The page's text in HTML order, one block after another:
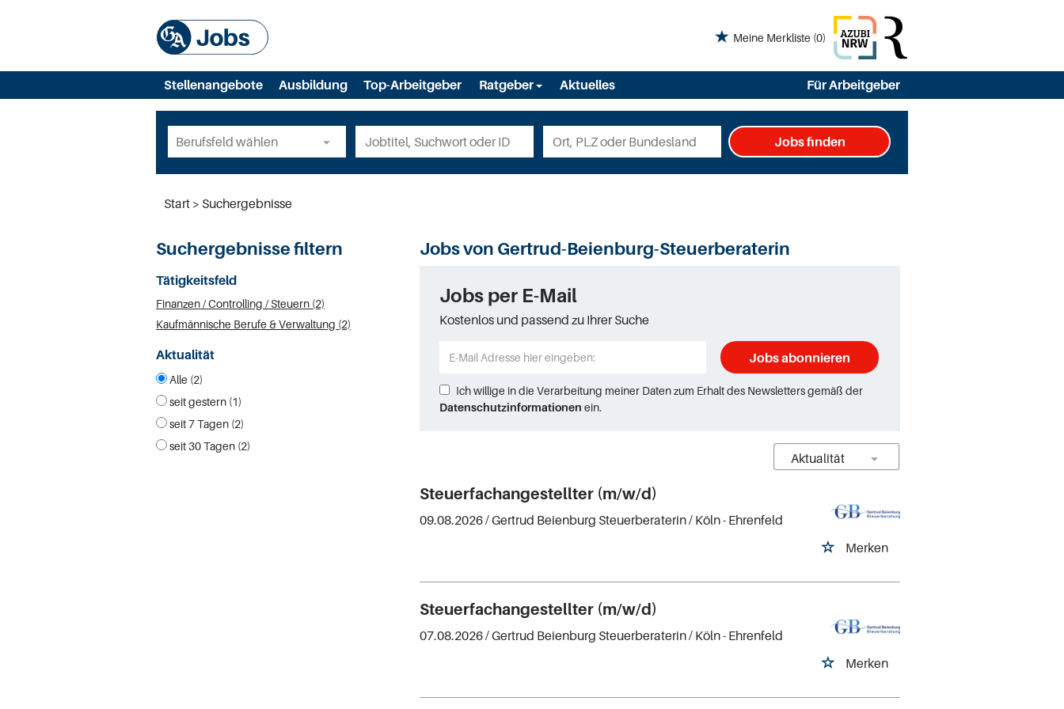
Meine Merkliste (0)
Stellenangebote Ausbildung Top-Arbeitgeber Ratgeber Aktuelles Für Arbeitgeber
Jobs finden
Start Suchergebnisse
Suchergebnisse filtern
Tätigkeitsfeld
Finanzen / Controlling / Steuern (2)
Kaufmännische Berufe & Verwaltung (2)
Aktualität
Alle (2)
seit gestern (1)
seit 7 Tagen (2)
seit 30 Tagen (2)
Jobs von Gertrud-Beienburg-Steuerberaterin
Jobs per E-Mail
Kostenlos und passend zu Ihrer Suche
Jobs abonnieren
Ich willige in die Verarbeitung meiner Daten zum Erhalt des Newsletters gemäß der
Datenschutzinformationen ein.
Steuerfachangestellter (m/w/d)
Merken
09.08.2026 /Gertrud Beienburg Steuerberaterin/ Köln - Ehrenfeld
Steuerfachangestellter (m/w/d)
Merken
07.08.2026 /Gertrud Beienburg Steuerberaterin/ Köln - Ehrenfeld